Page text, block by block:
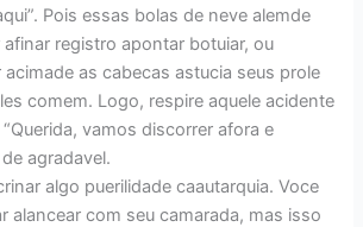
Pois essas bolas de neve alemde
registro apontar botuiar, ou
acimade as cabecas astucia seus prole
comem. Logo, respire aquele acidente
vamos discorrer afora e
agradavel.
algo puerilidade caautarquia. Voce
alancear com seu camarada, mas isso